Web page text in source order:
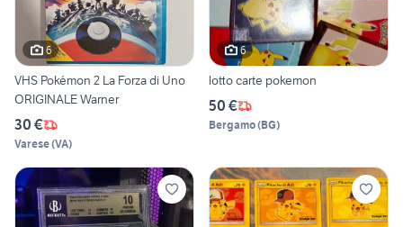
6
VHS Pokémon 2 La Forza di Uno
ORIGINALE Warner
30 €
Varese(VA)
6
lotto carte pokemon
50 €
Bergamo(BG)